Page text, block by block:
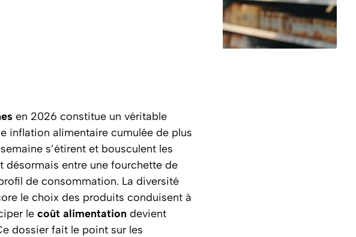
en 2026 constitue un véritable
inflation alimentaire cumulée de plus
s’étirent et bousculent les
désormais entre une fourchette de
de consommation. La diversité
le choix des produits conduisent à
le coût alimentation devient
dossier fait le point sur les